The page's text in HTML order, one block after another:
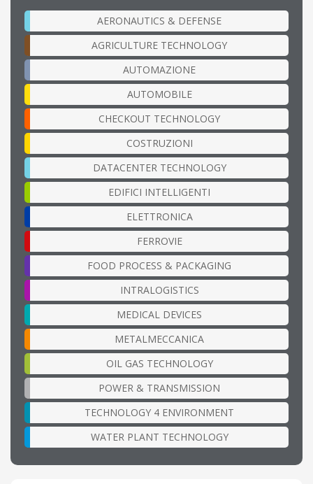
AERONAUTICS & DEFENSE
AGRICULTURE TECHNOLOGY
AUTOMAZIONE
AUTOMOBILE
CHECKOUT TECHNOLOGY
COSTRUZIONI
DATACENTER TECHNOLOGY
EDIFICI INTELLIGENTI
ELETTRONICA
FERROVIE
FOOD PROCESS & PACKAGING
INTRALOGISTICS
MEDICAL DEVICES
METALMECCANICA
OIL GAS TECHNOLOGY
POWER & TRANSMISSION
TECHNOLOGY 4 ENVIRONMENT
WATER PLANT TECHNOLOGY